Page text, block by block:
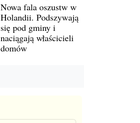
Nowa fala oszustw w
Holandii. Podszywają
się pod gminy i
naciągają właścicieli
domów